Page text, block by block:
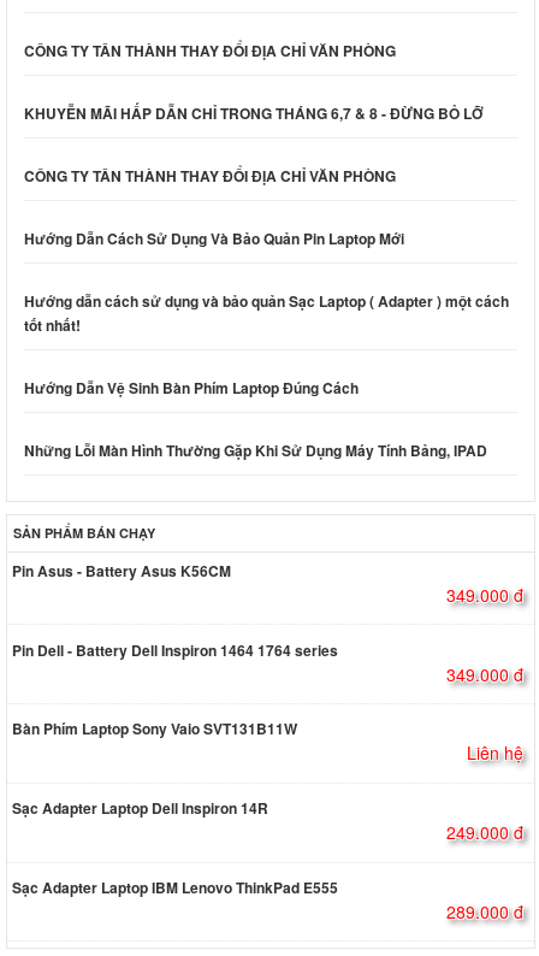
CÔNG TY TÂN THÀNH THAY ĐỔI ĐỊA CHỈ VĂN PHÒNG
KHUYỄN MÃI HẤP DẪN CHỈ TRONG THÁNG 6,7 & 8 - ĐỪNG BỎ LỠ
CÔNG TY TÂN THÀNH THAY ĐỔI ĐỊA CHỈ VĂN PHÒNG
Hướng Dẫn Cách Sử Dụng Và Bảo Quản Pin Laptop Mới
Hướng dẫn cách sử dụng và bảo quản Sạc Laptop ( Adapter ) một cách
tốt nhất!
Hướng Dẫn Vệ Sinh Bàn Phím Laptop Đúng Cách
Những Lỗi Màn Hình Thường Gặp Khi Sử Dụng Máy Tính Bảng, IPAD
SẢN PHẨM BÁN CHẠY
Pin Asus - Battery Asus K56CM
349.000 đ
Pin Dell - Battery Dell Inspiron 1464 1764 series
349.000 đ
Bàn Phím Laptop Sony Vaio SVT131B11W
Liên hệ
Sạc Adapter Laptop Dell Inspiron 14R
249.000 đ
Sạc Adapter Laptop IBM Lenovo ThinkPad E555
289.000 đ